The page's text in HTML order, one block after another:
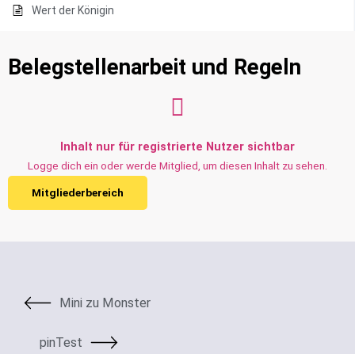
Wert der Königin
Belegstellenarbeit und Regeln
Inhalt nur für registrierte Nutzer sichtbar
Logge dich ein oder werde Mitglied, um diesen Inhalt zu sehen.
Mitgliederbereich
Mini zu Monster
pinTest